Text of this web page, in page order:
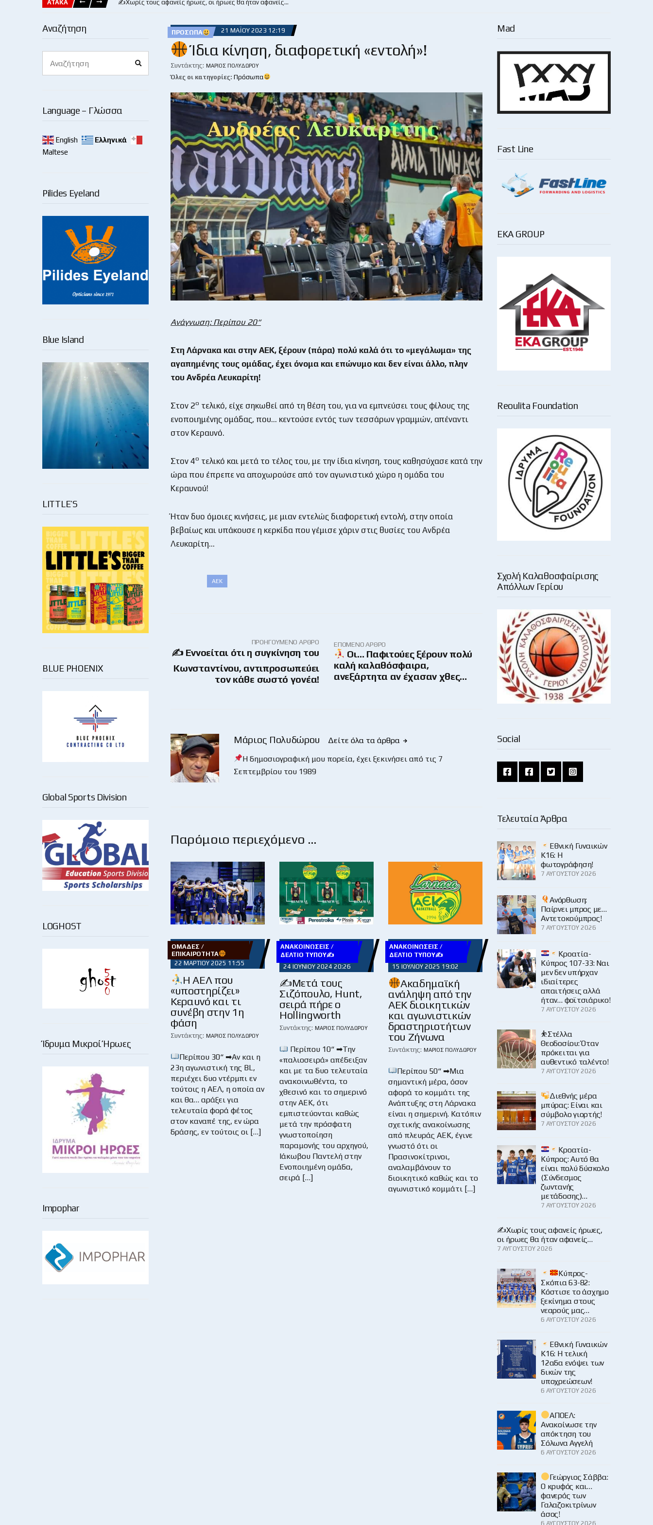
ΑΤΑΚΑ ✍️Χωρίς τους αφανείς ήρωες, οι ήρωες θα ήταν αφανείς…
Αναζήτηση
for:
Language – Γλώσσα
English
Ελληνικά
Maltese
Pilides Eyeland
Blue Island
LITTLE’S
BLUE PHOENIX
Global Sports Division
LOGHOST
Ίδρυμα Μικροί Ήρωες
Impophar
ΠΡΌΣΩΠΑ 21 ΜΑΪ́ΟΥ 2023 12:19
Ίδια κίνηση, διαφορετική «εντολή»!
Συντάκτης: ΜΆΡΙΟΣ ΠΟΛΥΔΏΡΟΥ
Όλες οι κατηγορίες: Πρόσωπα
Ανάγνωση: Περίπου 20“
Στη Λάρνακα και στην ΑΕΚ, ξέρουν (πάρα) πολύ καλά ότι το «μεγάλωμα» της
αγαπημένης τους ομάδας, έχει όνομα και επώνυμο και δεν είναι άλλο, πλην
του Ανδρέα Λευκαρίτη!
Στον 2ο τελικό, είχε σηκωθεί από τη θέση του, για να εμπνεύσει τους φίλους της
ενοποιημένης ομάδας, που… κεντούσε εντός των τεσσάρων γραμμών, απέναντι
στον Κεραυνό.
Στον 4ο τελικό και μετά το τέλος του, με την ίδια κίνηση, τους καθησύχασε κατά την
ώρα που έπρεπε να αποχωρούσε από τον αγωνιστικό χώρο η ομάδα του
Κεραυνού!
Ήταν δυο όμοιες κινήσεις, με μιαν εντελώς διαφορετική εντολή, στην οποία
βεβαίως και υπάκουσε η κερκίδα που γέμισε χάριν στις θυσίες του Ανδρέα
Λευκαρίτη…
ΑΕΚ
ΠΡΟΗΓΟΎΜΕΝΟ ΆΡΘΡΟ
✍ Εννοείται ότι η συγκίνηση του
Κωνσταντίνου, αντιπροσωπεύει
τον κάθε σωστό γονέα!
ΕΠΌΜΕΝΟ ΆΡΘΡΟ
Οι… Παφιτούες ξέρουν πολύ
καλή καλαθόσφαιρα,
ανεξάρτητα αν έχασαν χθες…
Μάριος Πολυδώρου
Δείτε όλα τα άρθρα
Η δημοσιογραφική μου πορεία, έχει ξεκινήσει από τις 7
Σεπτεμβρίου του 1989
Παρόμοιο περιεχόμενο …
ΟΜΆΔΕΣ /
ΕΠΙΚΑΙΡΌΤΗΤΑ
22 ΜΑΡΤΊΟΥ 2025 11:55
Η ΑΕΛ που
«υποστηρίζει»
Κεραυνό και τι
συνέβη στην 1η
φάση
Συντάκτης: ΜΆΡΙΟΣ ΠΟΛΥΔΏΡΟΥ
Περίπου 30“ ➡Αν και η
23η αγωνιστική της BL,
περιέχει δυο ντέρμπι εν
τούτοις η ΑΕΛ, η οποία αν
και θα… αράξει για
τελευταία φορά φέτος
στον καναπέ της, εν ώρα
δράσης, εν τούτοις οι […]
ΑΝΑΚΟΙΝΏΣΕΙΣ /
ΔΕΛΤΊΟ ΤΎΠΟΥ✍
24 ΙΟΥΝΊΟΥ 2024 20:26
✍Μετά τους
Σιζόπουλο, Hunt,
σειρά πήρε ο
Hollingworth
Συντάκτης: ΜΆΡΙΟΣ ΠΟΛΥΔΏΡΟΥ
Περίπου 10“ ➡Την
«παλιοσειρά» απέδειξαν
και με τα δυο τελευταία
ανακοινωθέντα, το
χθεσινό και το σημερινό
στην ΑΕΚ, ότι
εμπιστεύονται καθώς
μετά την πρόσφατη
γνωστοποίηση
παραμονής του αρχηγού,
Ιάκωβου Παντελή στην
Ενοποιημένη ομάδα,
σειρά […]
ΑΝΑΚΟΙΝΏΣΕΙΣ /
ΔΕΛΤΊΟ ΤΎΠΟΥ✍
15 ΙΟΥΛΊΟΥ 2025 19:02
Ακαδημαϊκή
ανάληψη από την
ΑΕΚ διοικητικών
και αγωνιστικών
δραστηριοτήτων
του Ζήνωνα
Συντάκτης: ΜΆΡΙΟΣ ΠΟΛΥΔΏΡΟΥ
Περίπου 50“ ➡Μια
σημαντική μέρα, όσον
αφορά το κομμάτι της
Ανάπτυξης στη Λάρνακα
είναι η σημερινή. Κατόπιν
σχετικής ανακοίνωσης
από πλευράς ΑΕΚ, έγινε
γνωστό ότι οι
Πρασινοκίτρινοι,
αναλαμβάνουν το
διοικητικό καθώς και το
αγωνιστικό κομμάτι […]
Mad
Fast Line
EKA GROUP
Reoulita Foundation
Σχολή Καλαθοσφαίρισης
Απόλλων Γερίου
Social
Τελευταία Άρθρα
Εθνική Γυναικών
Κ16: Η
φωτογράφηση!
7 ΑΥΓΟΎΣΤΟΥ 2026
Ανόρθωση:
Παίρνει μπρος με…
Αντετοκούμπρος!
7 ΑΥΓΟΎΣΤΟΥ 2026
Κροατία-
Κύπρος 107-33: Ναι
μεν δεν υπήρχαν
ιδιαίτερες
απαιτήσεις αλλά
ήταν… φοϊτσιάρικο!
7 ΑΥΓΟΎΣΤΟΥ 2026
⛹️Στέλλα
Θεοδοσίου: Όταν
πρόκειται για
αυθεντικό ταλέντο!
7 ΑΥΓΟΎΣΤΟΥ 2026
Διεθνής μέρα
μπύρας: Είναι και
σύμβολο γιορτής!
7 ΑΥΓΟΎΣΤΟΥ 2026
Κροατία-
Κύπρος: Αυτό θα
είναι πολύ δύσκολο
(Σύνδεσμος
ζωντανής
μετάδοσης)…
7 ΑΥΓΟΎΣΤΟΥ 2026
✍️Χωρίς τους αφανείς ήρωες,
οι ήρωες θα ήταν αφανείς…
7 ΑΥΓΟΎΣΤΟΥ 2026
Κύπρος-
Σκόπια 63-82:
Κόστισε το άσχημο
ξεκίνημα στους
νεαρούς μας…
6 ΑΥΓΟΎΣΤΟΥ 2026
Εθνική Γυναικών
Κ16: Η τελική
12αδα ενόψει των
δικών της
υποχρεώσεων!
6 ΑΥΓΟΎΣΤΟΥ 2026
ΑΠΟΕΛ:
Ανακοίνωσε την
απόκτηση του
Σόλωνα Αγγελή
6 ΑΥΓΟΎΣΤΟΥ 2026
Γεώργιος Σάββα:
Ο κρυφός και…
φανερός των
Γαλαζοκιτρίνων
άσος!
6 ΑΥΓΟΎΣΤΟΥ 2026